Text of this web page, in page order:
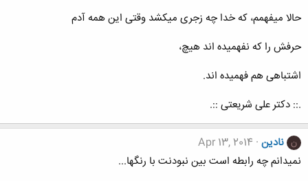
حالا میفهمم، که خدا چه زجری میکشد وقتی این همه آدم
حرفش را که نفهمیده اند هیچ،
اشتباهی هم فهمیده اند.
.:: دکتر علی شریعتی ::.
ن نادین Apr 13, 2014
نمیدانم چه رابطه است بین نبودنت با رنگها...